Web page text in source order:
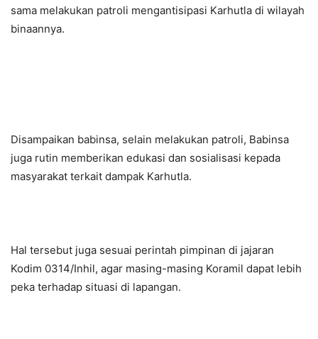
sama melakukan patroli mengantisipasi Karhutla di wilayah
binaannya.
Disampaikan babinsa, selain melakukan patroli, Babinsa
juga rutin memberikan edukasi dan sosialisasi kepada
masyarakat terkait dampak Karhutla.
Hal tersebut juga sesuai perintah pimpinan di jajaran
Kodim 0314/Inhil, agar masing-masing Koramil dapat lebih
peka terhadap situasi di lapangan.